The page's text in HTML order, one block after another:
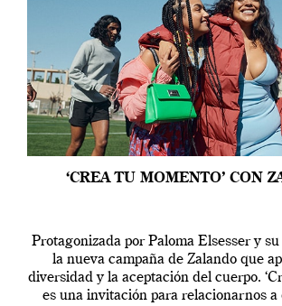
‘CREA TU MOMENTO’ CON
Protagonizada por Paloma Elsesser y
la nueva campaña de Zalando que
diversidad y la aceptación del cuerpo.
es una invitación para relacionarnos a